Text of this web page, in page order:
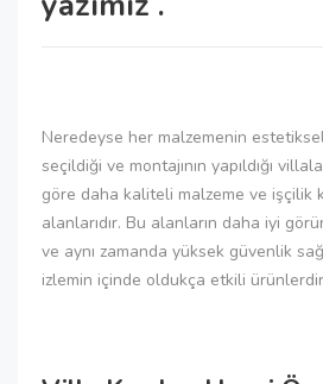
Neredeyse her malzemenin
seçildiği ve montajının yapıldığı
göre daha kaliteli malzeme ve işçilik
alanlarıdır. Bu alanların daha iyi
ve aynı zamanda yüksek güvenlik
izlemin içinde oldukça etkili